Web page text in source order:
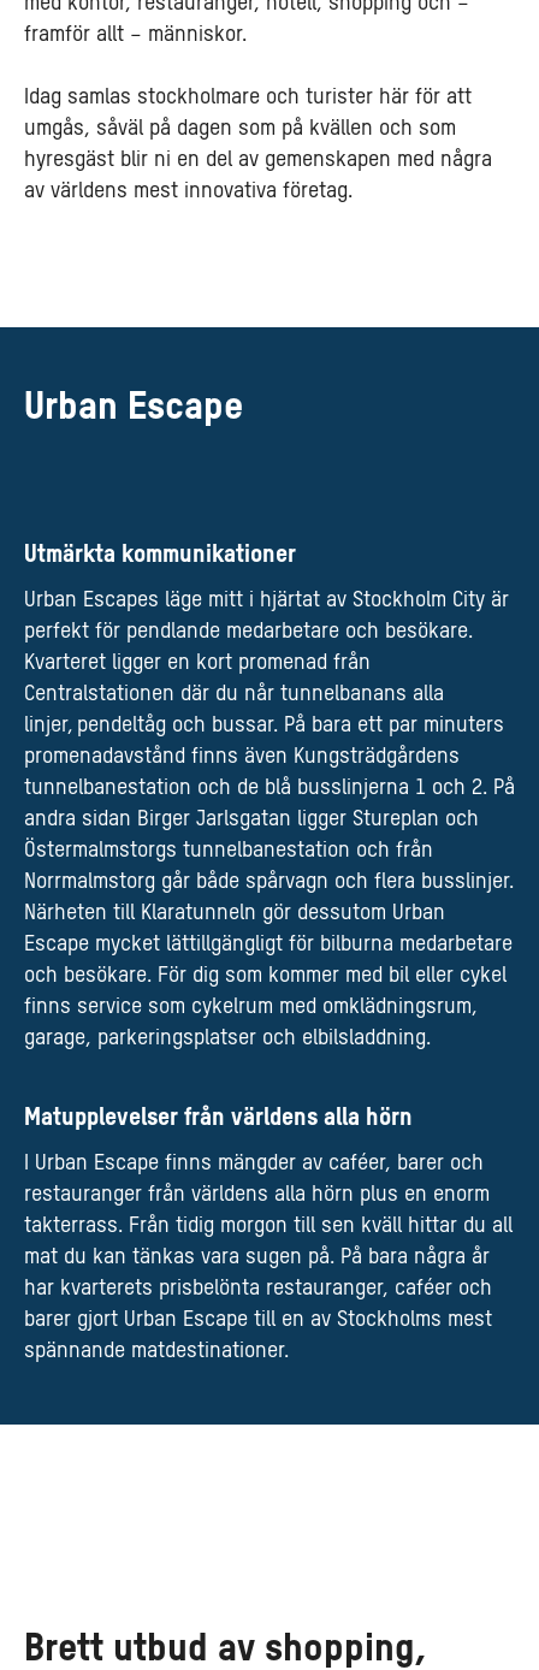
framför allt – människor.
Idag samlas stockholmare och turister här för att
umgås, såväl på dagen som på kvällen och som
hyresgäst blir ni en del av gemenskapen med några
av världens mest innovativa företag.
Urban Escape
Utmärkta kommunikationer
Urban Escapes läge mitt i hjärtat av Stockholm City är
perfekt för pendlande medarbetare och besökare.
Kvarteret ligger en kort promenad från
Centralstationen där du når tunnelbanans alla
linjer, pendeltåg och bussar. På bara ett par minuters
promenadavstånd finns även Kungsträdgårdens
tunnelbanestation och de blå busslinjerna 1 och 2. På
andra sidan Birger Jarlsgatan ligger Stureplan och
Östermalmstorgs tunnelbanestation och från
Norrmalmstorg går både spårvagn och flera busslinjer.
Närheten till Klaratunneln gör dessutom Urban
Escape mycket lättillgängligt för bilburna medarbetare
och besökare. För dig som kommer med bil eller cykel
finns service som cykelrum​ med omklädningsrum,
garage, parkeringsplatser och elbilsladdning.
Matupplevelser från världens alla hörn
I Urban Escape finns mängder av caféer, barer och
restauranger från världens alla hörn plus en enorm
takterrass. Från tidig morgon till sen kväll hittar du all
mat du kan tänkas vara sugen på. På bara några år
har kvarterets prisbelönta restauranger, caféer och
barer gjort Urban Escape till en av Stockholms mest
spännande matdestinationer.
Brett utbud av shopping,